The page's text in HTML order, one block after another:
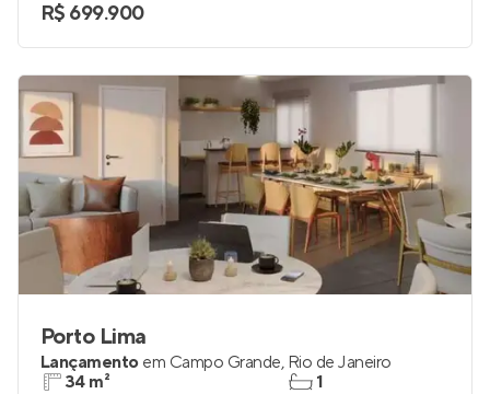
R$ 699.900
Porto Lima
Lançamento em Campo Grande, Rio de Janeiro
34 m²
1